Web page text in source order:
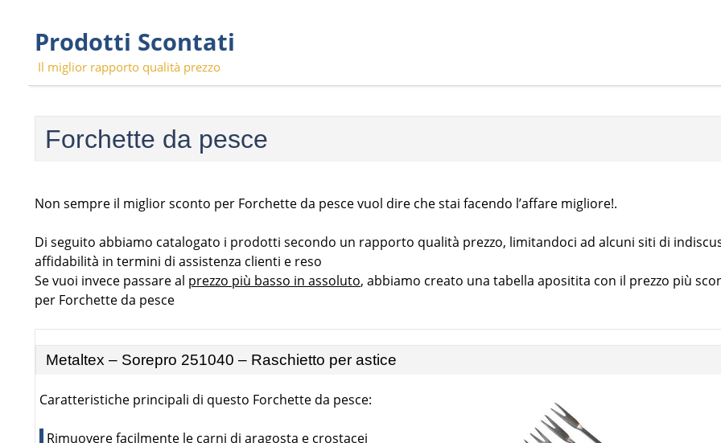
content
Prodotti Scontati
Il miglior rapporto qualità prezzo
Forchette da pesce
Non sempre il miglior sconto per Forchette da pesce vuol dire che stai facendo l’affare migliore!.
Di seguito abbiamo catalogato i prodotti secondo un rapporto qualità prezzo, limitandoci ad alcuni siti di
affidabilità in termini di assistenza clienti e reso
Se vuoi invece passare al prezzo più basso in assoluto, abbiamo creato una tabella apositita con il prezzo più
per Forchette da pesce
Metaltex – Sorepro 251040 – Raschietto per astice
Caratteristiche principali di questo Forchette da pesce:
Rimuovere facilmente le carni di aragosta e crostacei